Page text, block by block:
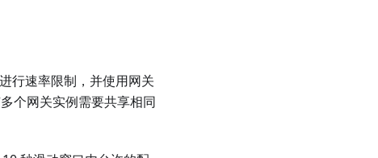
行速率限制，并使用网关
个网关实例需要共享相同